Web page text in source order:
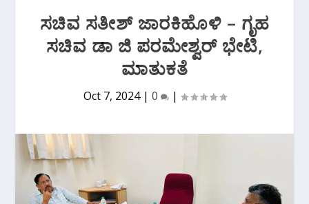
ಸಚಿವ ಸತೀಶ್ ಜಾರಕಿಹೊಳಿ – ಗೃಹ
ಸಚಿವ ಡಾ ಜಿ ಪರಮೇಶ್ವರ್ ಭೇಟಿ,
ಮಾತುಕತೆ
Oct 7, 2024| 0 |